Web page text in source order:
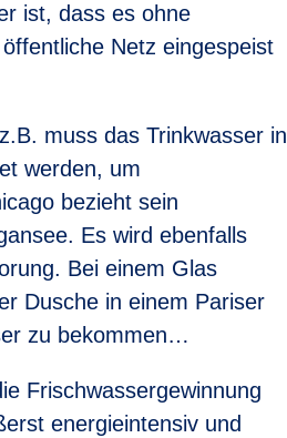
ist, dass es ohne
Netz eingespeist
muss das Trinkwasser in
werden, um
bezieht sein
Es wird ebenfalls
Bei einem Glas
Dusche in einem Pariser
zu bekommen…
Frischwassergewinnung
energieintensiv und